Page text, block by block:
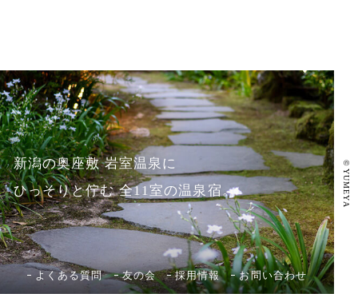
新潟の奥座敷 岩室温泉に
ひっそりと佇む 全11室の温泉宿。
よくある質問 友の会 採用情報 お問い合わせ
©
YUMEYA